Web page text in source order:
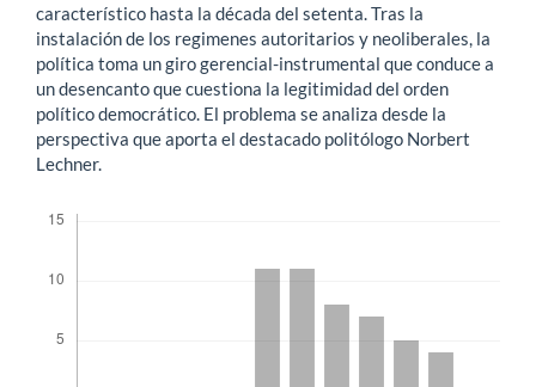
característico hasta la década del setenta. Tras la
instalación de los regimenes autoritarios y neoliberales, la
política toma un giro gerencial-instrumental que conduce a
un desencanto que cuestiona la legitimidad del orden
político democrático. El problema se analiza desde la
perspectiva que aporta el destacado politólogo Norbert
Lechner.